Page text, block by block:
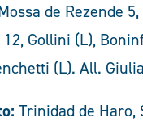
de Rezende
Gollini (L),
(L). All.
Trinidad de Haro,